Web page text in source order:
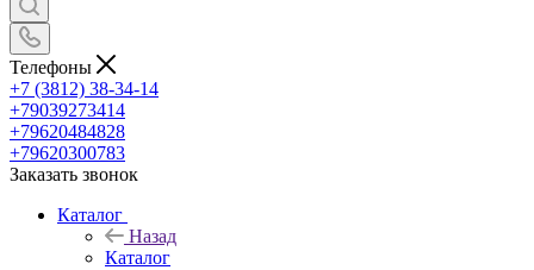
Телефоны
+7 (3812) 38-34-14
+79039273414
+79620484828
+79620300783
Заказать звонок
Каталог
Назад
Каталог